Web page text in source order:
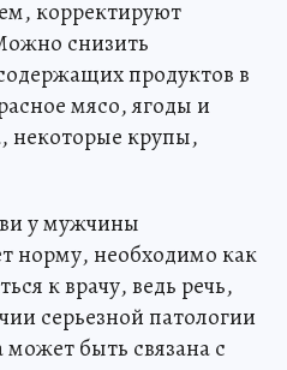
корректируют
снизить
продуктов в
мясо, ягоды и
некоторые крупы,
у мужчины
норму, необходимо как
к врачу, ведь речь,
серьезной патологии
быть связана с